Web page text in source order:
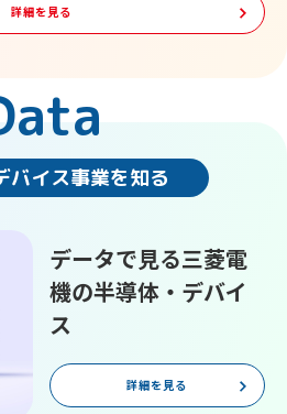
詳細を見る
バイス事業を知る
データで見る三菱電
機の半導体・デバイ
ス
詳細を見る